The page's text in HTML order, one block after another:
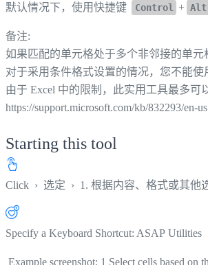
默认情况下，使用快捷键 Control + Alt
备注:
如果匹配的单元格处于多个非邻接的单
对于采用条件格式设置的情况，您不能使
由于 Excel 中的限制，此实用工具最多可
https://support.microsoft.com/kb/832293/en-us
Starting this tool
Click › 选定 › 1. 根据内容、格式或其他
Specify a Keyboard Shortcut: ASAP Utilities
Example screenshot: 1 Select cells based on